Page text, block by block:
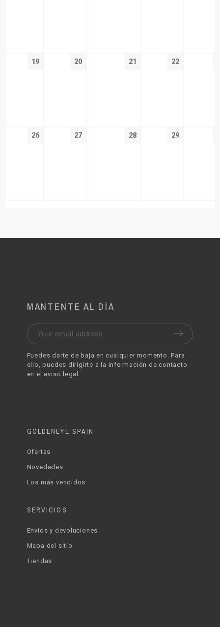
19 20 21 22
26 27 28 29
MANTENTE AL DÍA
Puedes darte de baja en cualquier momento. Para
ello, puedes dirigirte a la información de contacto
en el aviso legal.
GOLDENEYE SPAIN
Ofertas
Novedades
Los más vendidos
SERVICIOS
Envíos y devoluciones
Mapa del sitio
Tiendas